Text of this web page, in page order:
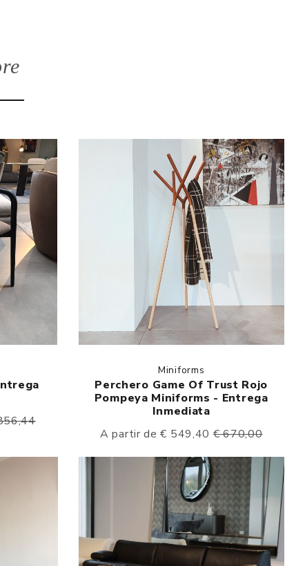
Miniforms
Perchero Game Of Trust Rojo
Pompeya Miniforms - Entrega
Inmediata
A partir de € 549,40€ 670,00